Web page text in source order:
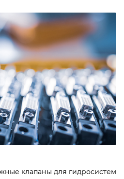
клапаны для гидросистем